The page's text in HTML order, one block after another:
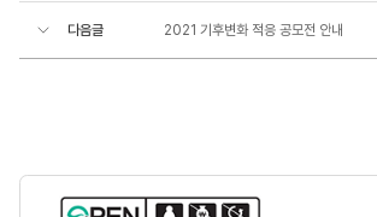
다음글 2021 기후변화 적응 공모전 안내